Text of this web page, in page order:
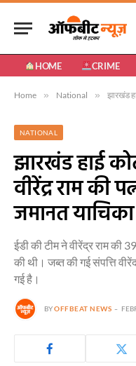
HOME CRIME
Home » National » झारखंड हाई
NATIONAL
झारखंड हाई
वीरेंद्र राम की
जमानत
ईडी की टीम ने वीरेंद्र राम की
की थी। जब्त की गई संपत्ति
गई है।
BYOFFBEAT NEWS